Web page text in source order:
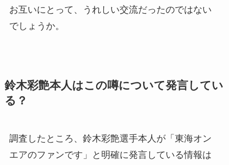
お互いにとって、うれしい交流だったのではない
でしょうか。
鈴木彩艶本人はこの噂について発言してい
る？
調査したところ、鈴木彩艶選手本人が「東海オン
エアのファンです」と明確に発言している情報は